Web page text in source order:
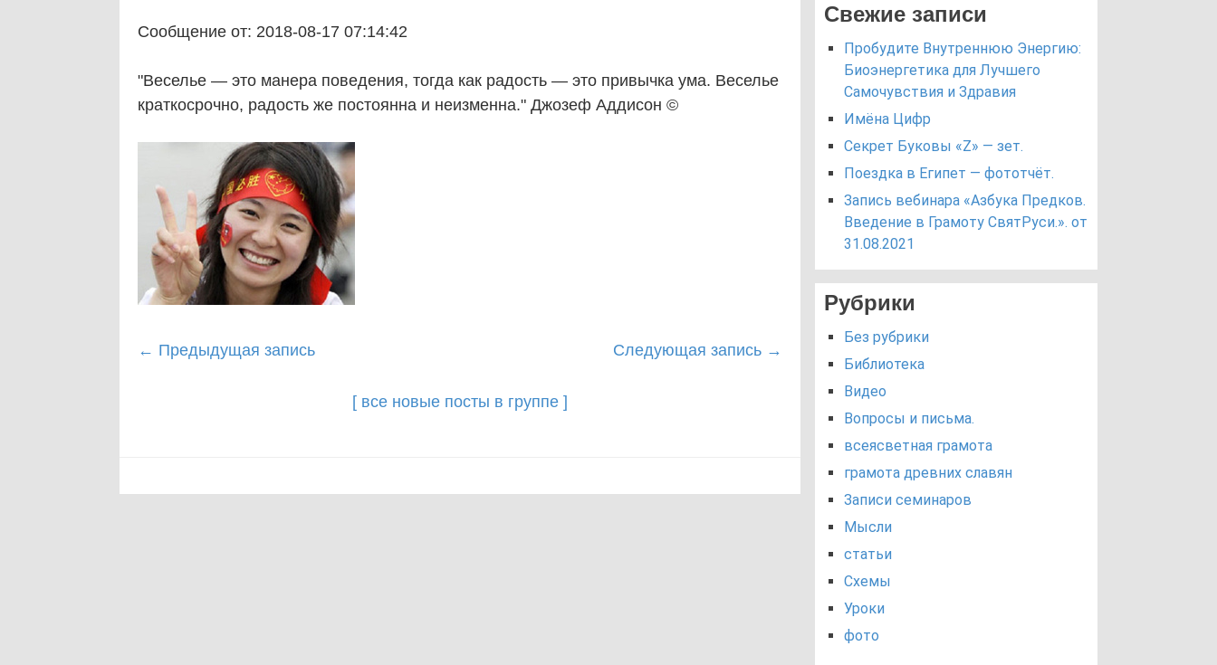
Сообщение от: 2018-08-17 07:14:42
"Веселье — это манера поведения, тогда как радость — это привычка ума. Веселье
краткосрочно, радость же постоянна и неизменна." Джозеф Аддисон ©
Post
← Предыдущая запись Следующая запись →
[ все новые посты в группе ]
Свежие записи
Пробудите Внутреннюю Энергию:
Биоэнергетика для Лучшего
Самочувствия и Здравия
Имёна Цифр
Секрет Буковы «Z» — зет.
Поездка в Египет — фототчёт.
Запись вебинара «Азбука Предков.
Введение в Грамоту СвятРуси.». от
31.08.2021
Рубрики
Без рубрики
Библиотека
Видео
Вопросы и письма.
всеясветная грамота
грамота древних славян
Записи семинаров
Мысли
статьи
Схемы
Уроки
фото